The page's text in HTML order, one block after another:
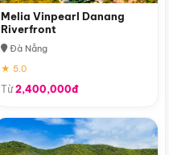
Melia Vinpearl Danang
Riverfront
Đà Nẵng
★ 5.0
Từ2,400,000đ